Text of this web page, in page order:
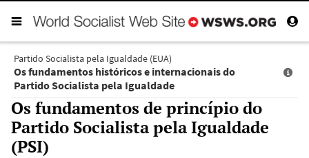
Partido Socialista pela Igualdade (EUA)
Os fundamentos históricos e internacionais do
Partido Socialista pela Igualdade
Os fundamentos de princípio do
Partido Socialista pela Igualdade
(PSI)